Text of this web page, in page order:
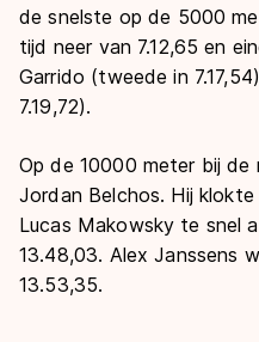
de snelste op de 5000
tijd neer van 7.12,65 en
Garrido (tweede in
7.19,72).
Op de 10000 meter bij de
Jordan Belchos. Hij
Lucas Makowsky te snel
13.48,03. Alex Janssens
13.53,35.